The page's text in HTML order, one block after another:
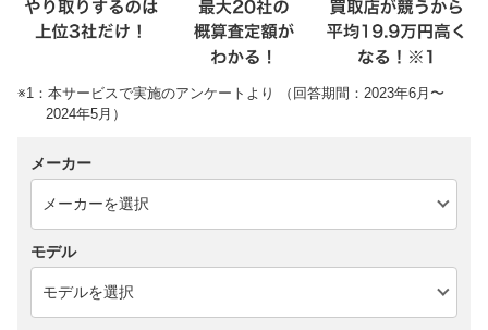
※1：本サービスで実施のアンケートより （回答期間：2023年6月〜
2024年5月）
メーカー
モデル